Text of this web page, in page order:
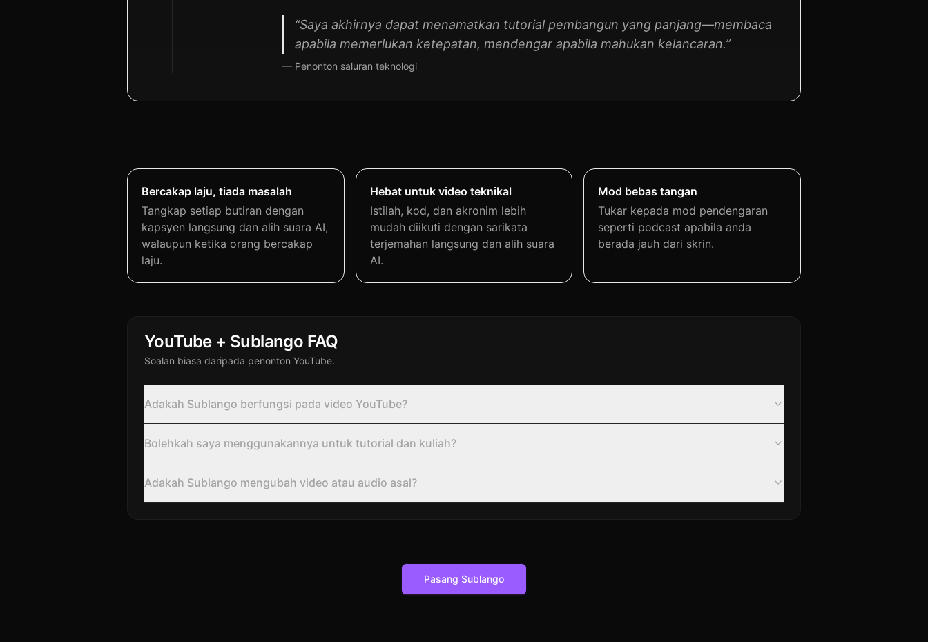
“Saya akhirnya dapat menamatkan tutorial pembangun yang panjang—membaca
apabila memerlukan ketepatan, mendengar apabila mahukan kelancaran.”
— Penonton saluran teknologi
Bercakap laju, tiada masalah
Tangkap setiap butiran dengan
kapsyen langsung dan alih suara AI,
walaupun ketika orang bercakap
laju.
Hebat untuk video teknikal
Istilah, kod, dan akronim lebih
mudah diikuti dengan sarikata
terjemahan langsung dan alih suara
AI.
Mod bebas tangan
Tukar kepada mod pendengaran
seperti podcast apabila anda
berada jauh dari skrin.
YouTube + Sublango FAQ
Soalan biasa daripada penonton YouTube.
Adakah Sublango berfungsi pada video YouTube?
Bolehkah saya menggunakannya untuk tutorial dan kuliah?
Adakah Sublango mengubah video atau audio asal?
Pasang Sublango